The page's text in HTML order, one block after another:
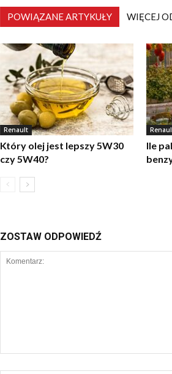
POWIĄZANE ARTYKUŁY WIĘCEJ
Renault
Który olej jest lepszy 5W30
czy 5W40?
Ile
ZOSTAW ODPOWIEDŹ